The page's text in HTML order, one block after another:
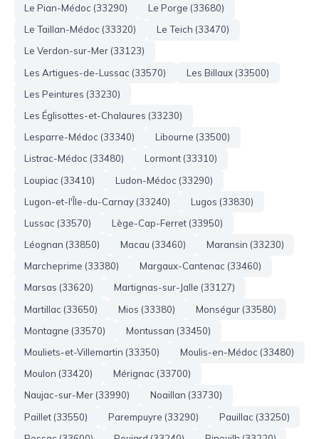
Le Pian-Médoc (33290)
Le Porge (33680)
Le Taillan-Médoc (33320)
Le Teich (33470)
Le Verdon-sur-Mer (33123)
Les Artigues-de-Lussac (33570)
Les Billaux (33500)
Les Peintures (33230)
Les Églisottes-et-Chalaures (33230)
Lesparre-Médoc (33340)
Libourne (33500)
Listrac-Médoc (33480)
Lormont (33310)
Loupiac (33410)
Ludon-Médoc (33290)
Lugon-et-l'Île-du-Carnay (33240)
Lugos (33830)
Lussac (33570)
Lège-Cap-Ferret (33950)
Léognan (33850)
Macau (33460)
Maransin (33230)
Marcheprime (33380)
Margaux-Cantenac (33460)
Marsas (33620)
Martignas-sur-Jalle (33127)
Martillac (33650)
Mios (33380)
Monségur (33580)
Montagne (33570)
Montussan (33450)
Mouliets-et-Villemartin (33350)
Moulis-en-Médoc (33480)
Moulon (33420)
Mérignac (33700)
Naujac-sur-Mer (33990)
Noaillan (33730)
Paillet (33550)
Parempuyre (33290)
Pauillac (33250)